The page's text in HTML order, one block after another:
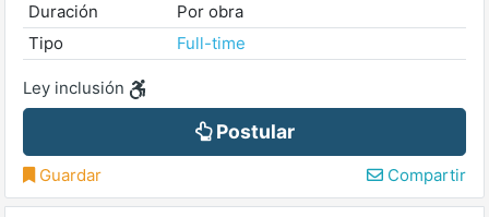
Duración
Por obra
Tipo
Full-time
Ley inclusión
Postular
Guardar Compartir